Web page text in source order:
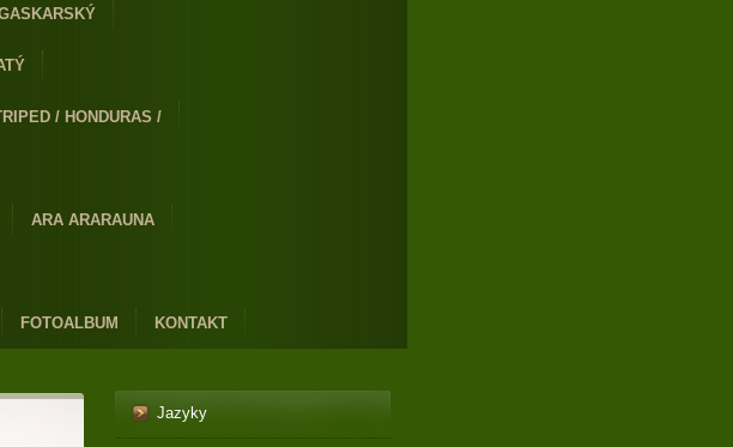
/ HONDURAS /
ARA ARARAUNA
FOTOALBUM KONTAKT
Jazyky